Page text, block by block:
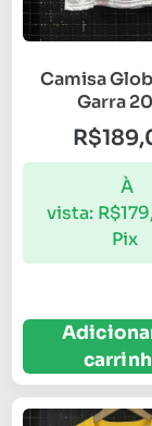
Camisa
Garra
R$
À
vista: R$
Pix